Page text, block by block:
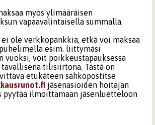
myös ylimääräisen
vapaavalintaisella summalla.
ole verkkopankkia, etkä voi maksaa
esim. liittymäsi
vuoksi, voit poikkeustapauksessa
tilisiirtona. Tästä on
etukäteen sähköpostitse
jäsenasioiden hoitajan
pyytää ilmoittamaan jäsenluetteloon